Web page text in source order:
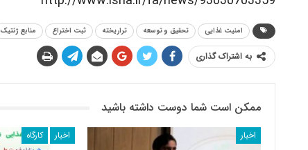
امنیت غذایی تحقیق و توسعه تراریخته ثبت اختراع منابع ژنتیک
به اشتراک گذاری
ممکن است شما دوست داشته باشید
اخبار اخبار کارگاه